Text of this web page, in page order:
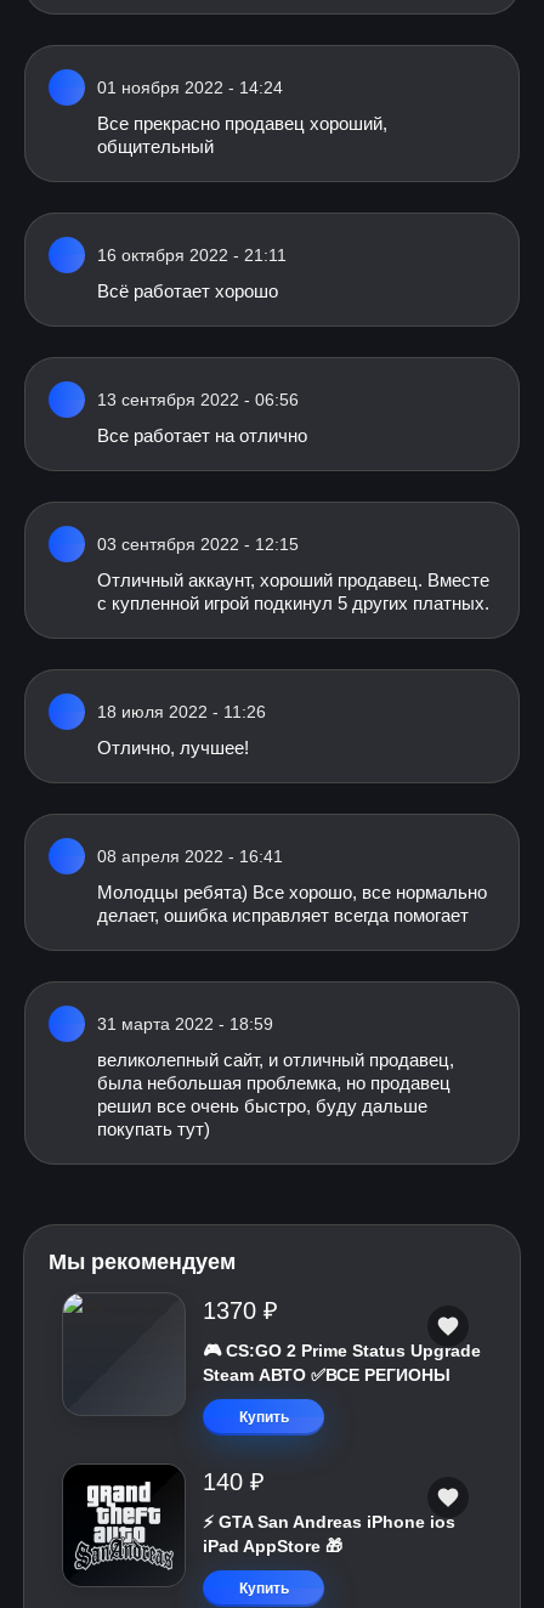
01 ноября 2022 - 14:24
Все прекрасно продавец хороший,
общительный
16 октября 2022 - 21:11
Всё работает хорошо
13 сентября 2022 - 06:56
Все работает на отлично
03 сентября 2022 - 12:15
Отличный аккаунт, хороший продавец. Вместе
с купленной игрой подкинул 5 других платных.
18 июля 2022 - 11:26
Отлично, лучшее!
08 апреля 2022 - 16:41
Молодцы ребята) Все хорошо, все нормально
делает, ошибка исправляет всегда помогает
31 марта 2022 - 18:59
великолепный сайт, и отличный продавец,
была небольшая проблемка, но продавец
решил все очень быстро, буду дальше
покупать тут)
Мы рекомендуем
1370 ₽
🎮 CS:GO 2 Prime Status Upgrade
Steam АВТО ✅ВСЕ РЕГИОНЫ
Купить
140 ₽
⚡️ GTA San Andreas iPhone ios
iPad AppStore 🎁
Купить